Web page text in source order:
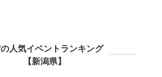
人気イベントランキング
【新潟県】